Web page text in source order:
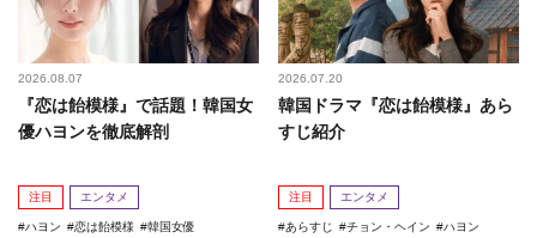
2026.08.07
『恋は飴模様』で話題！韓国女
優ハヨンを徹底解剖
注目 エンタメ
ハヨン 恋は飴模様 韓国女優
2026.07.20
韓国ドラマ『恋は飴模様』あら
すじ紹介
注目 エンタメ
あらすじ チョン・ヘイン
ハヨン